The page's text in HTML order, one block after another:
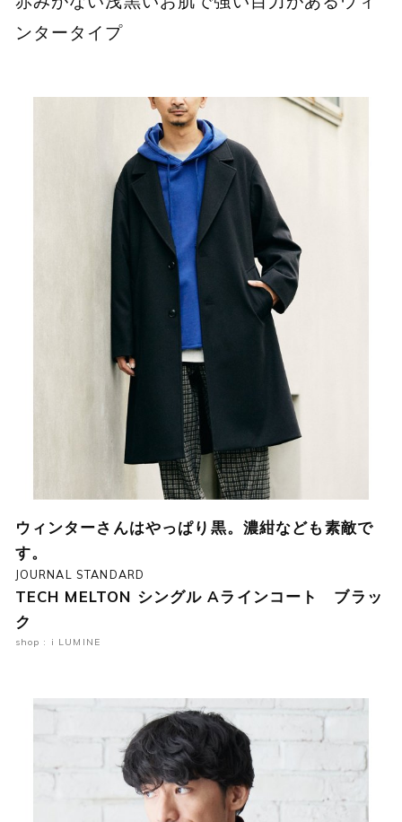
ンタータイプ
ウィンターさんはやっぱり黒。濃紺なども素敵で
す。
JOURNAL STANDARD
TECH MELTON シングル Aラインコート ブラッ
ク
shop : i LUMINE